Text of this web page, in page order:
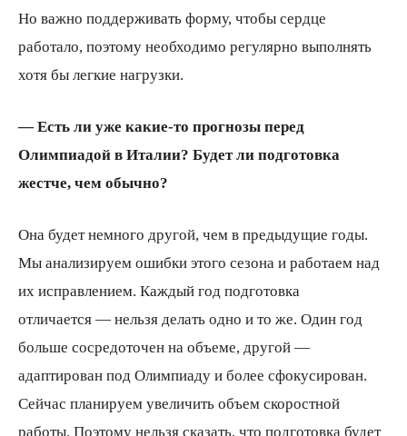
Но важно поддерживать форму, чтобы сердце
работало, поэтому необходимо регулярно выполнять
хотя бы легкие нагрузки.
— Есть ли уже какие-то прогнозы перед
Олимпиадой в Италии? Будет ли подготовка
жестче, чем обычно?
Она будет немного другой, чем в предыдущие годы.
Мы анализируем ошибки этого сезона и работаем над
их исправлением. Каждый год подготовка
отличается — нельзя делать одно и то же. Один год
больше сосредоточен на объеме, другой —
адаптирован под Олимпиаду и более сфокусирован.
Сейчас планируем увеличить объем скоростной
работы. Поэтому нельзя сказать, что подготовка будет